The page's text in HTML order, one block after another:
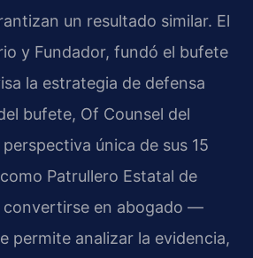
un resultado similar. El
y Fundador, fundó el bufete
la estrategia de defensa
bufete, Of Counsel del
única de sus 15
Patrullero Estatal de
convertirse en abogado —
permite analizar la evidencia,